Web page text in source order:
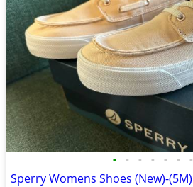
• • • • • • •
Sperry Womens Shoes (New)-(5M)